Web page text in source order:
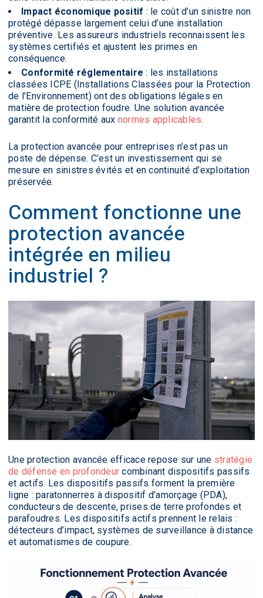
Impact économique positif : le coût d’un sinistre non
protégé dépasse largement celui d’une installation
préventive. Les assureurs industriels reconnaissent les
systèmes certifiés et ajustent les primes en
conséquence.
Conformité réglementaire : les installations
classées ICPE (Installations Classées pour la Protection
de l’Environnement) ont des obligations légales en
matière de protection foudre. Une solution avancée
garantit la conformité aux normes applicables.
La protection avancée pour entreprises n’est pas un
poste de dépense. C’est un investissement qui se
mesure en sinistres évités et en continuité d’exploitation
préservée.
Comment fonctionne une
protection avancée
intégrée en milieu
industriel ?
Une protection avancée efficace repose sur une stratégie
de défense en profondeur combinant dispositifs passifs
et actifs. Les dispositifs passifs forment la première
ligne : paratonnerres à dispositif d’amorçage (PDA),
conducteurs de descente, prises de terre profondes et
parafoudres. Les dispositifs actifs prennent le relais :
détecteurs d’impact, systèmes de surveillance à distance
et automatismes de coupure.